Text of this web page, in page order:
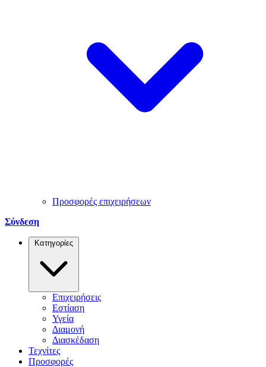
Προσφορές επιχειρήσεων
Σύνδεση
Κατηγορίες
Επιχειρήσεις
Εστίαση
Υγεία
Διαμονή
Διασκέδαση
Τεχνίτες
Προσφορές